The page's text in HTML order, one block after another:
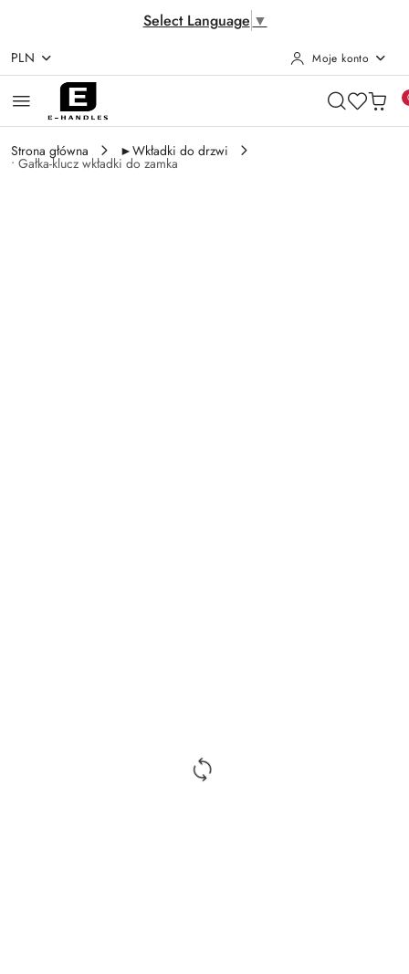
Select Language ▼
Przejdź do treści głównej
Przejdź do wyszukiwarki
Przejdź do moje konto
Przejdź do menu głównego
Przejdź do opisu produktu
Przejdź do stopki
PLN Moje konto
Strona główna ►Wkładki do drzwi
• Gałka-klucz wkładki do zamka